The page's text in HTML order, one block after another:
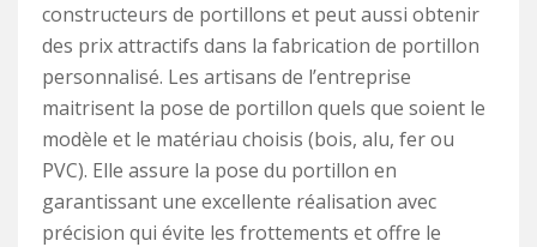
constructeurs de portillons et peut aussi obtenir
des prix attractifs dans la fabrication de portillon
personnalisé. Les artisans de l’entreprise
maitrisent la pose de portillon quels que soient le
modèle et le matériau choisis (bois, alu, fer ou
PVC). Elle assure la pose du portillon en
garantissant une excellente réalisation avec
précision qui évite les frottements et offre le